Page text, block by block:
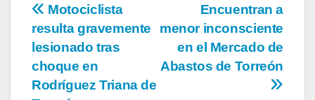
Navegación
de
entradas
Encuentran a
menor inconsciente
en el Mercado de
Abastos de Torreón
Motociclista
resulta gravemente
lesionado tras
choque en
Rodríguez Triana de